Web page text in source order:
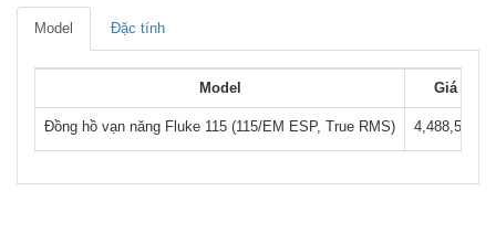
Model Đặc tính
Model Giá
Đồng hồ vạn năng Fluke 115 (115/EM ESP, True RMS) 4,488,500